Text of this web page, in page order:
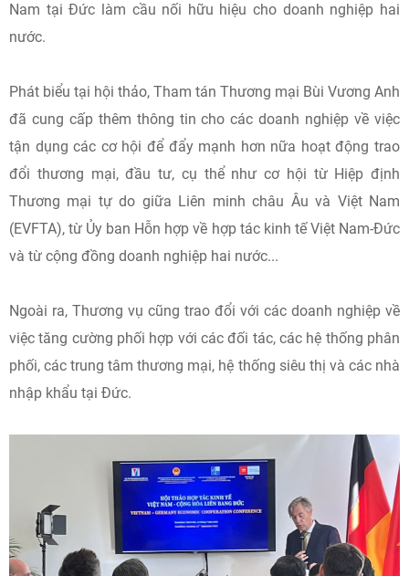
Nam tại Đức làm cầu nối hữu hiệu cho doanh nghiệp hai
nước.
Phát biểu tại hội thảo, Tham tán Thương mại Bùi Vương Anh
đã cung cấp thêm thông tin cho các doanh nghiệp về việc
tận dụng các cơ hội để đẩy mạnh hơn nữa hoạt động trao
đổi thương mại, đầu tư, cụ thể như cơ hội từ Hiệp định
Thương mại tự do giữa Liên minh châu Âu và Việt Nam
(EVFTA), từ Ủy ban Hỗn hợp về hợp tác kinh tế Việt Nam-Đức
và từ cộng đồng doanh nghiệp hai nước...
Ngoài ra, Thương vụ cũng trao đổi với các doanh nghiệp về
việc tăng cường phối hợp với các đối tác, các hệ thống phân
phối, các trung tâm thương mại, hệ thống siêu thị và các nhà
nhập khẩu tại Đức.